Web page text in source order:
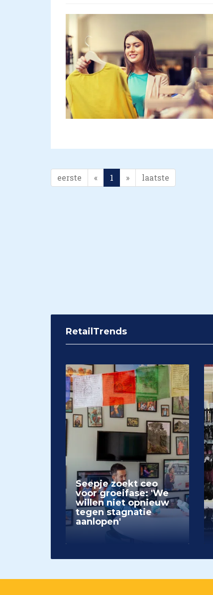
eerste « 1 » laatste
RetailTrends
Seepje zoekt ceo
voor groeifase: 'We
willen niet opnieuw
tegen stagnatie
aanlopen'